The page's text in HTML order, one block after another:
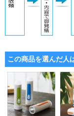
この商品を選んだ人